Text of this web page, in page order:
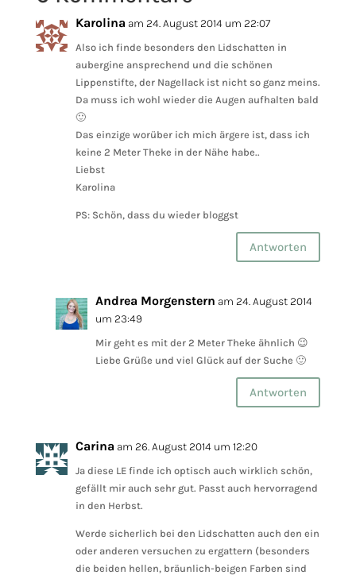
Karolina am 24. August 2014 um 22:07
Also ich finde besonders den Lidschatten in
aubergine ansprechend und die schönen
Lippenstifte, der Nagellack ist nicht so ganz meins.
Da muss ich wohl wieder die Augen aufhalten bald
🙂
Das einzige worüber ich mich ärgere ist, dass ich
keine 2 Meter Theke in der Nähe habe..
Liebst
Karolina
PS: Schön, dass du wieder bloggst
Antworten
Andrea Morgenstern am 24. August 2014
um 23:49
Mir geht es mit der 2 Meter Theke ähnlich 😉
Liebe Grüße und viel Glück auf der Suche 🙂
Antworten
Carina am 26. August 2014 um 12:20
Ja diese LE finde ich optisch auch wirklich schön,
gefällt mir auch sehr gut. Passt auch hervorragend
in den Herbst.
Werde sicherlich bei den Lidschatten auch den ein
oder anderen versuchen zu ergattern (besonders
die beiden hellen, bräunlich-beigen Farben sind